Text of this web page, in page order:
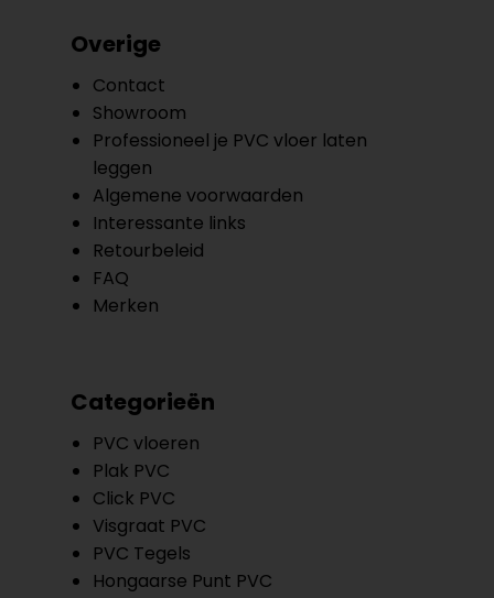
Overige
Contact
Showroom
Professioneel je PVC vloer laten
leggen
Algemene voorwaarden
Interessante links
Retourbeleid
FAQ
Merken
Categorieën
PVC vloeren
Plak PVC
Click PVC
Visgraat PVC
PVC Tegels
Hongaarse Punt PVC